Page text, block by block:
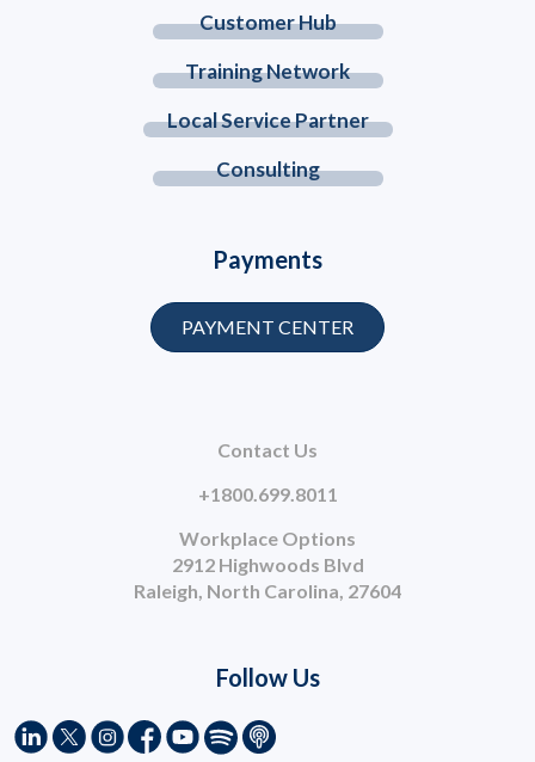
Customer Hub
Training Network
Local Service Partner
Consulting
Contact Us
+1800.699.8011
Workplace Options
2912 Highwoods Blvd
Raleigh, North Carolina, 27604
Payments
PAYMENT CENTER
Follow Us